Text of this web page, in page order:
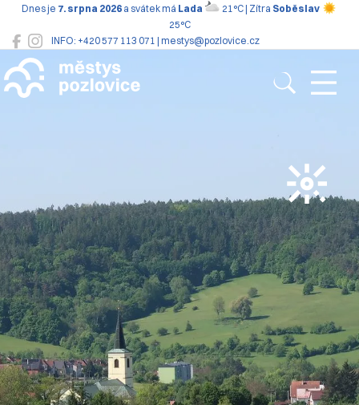
INFO: +420 577 113 071 | mestys@pozlovice.cz
Dnes je 7. srpna 2026 a svátek má Lada 21°C | Zítra Soběslav
25°C
Pozlovice